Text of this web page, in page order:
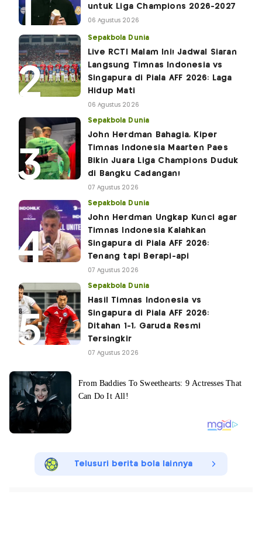
untuk Liga Champions 2026-2027
06 Agustus 2026
Sepakbola Dunia
Live RCTI Malam Ini! Jadwal Siaran
Langsung Timnas Indonesia vs
Singapura di Piala AFF 2026: Laga
Hidup Mati
06 Agustus 2026
Sepakbola Dunia
John Herdman Bahagia, Kiper
Timnas Indonesia Maarten Paes
Bikin Juara Liga Champions Duduk
di Bangku Cadangan!
07 Agustus 2026
Sepakbola Dunia
John Herdman Ungkap Kunci agar
Timnas Indonesia Kalahkan
Singapura di Piala AFF 2026:
Tenang tapi Berapi-api
07 Agustus 2026
Sepakbola Dunia
Hasil Timnas Indonesia vs
Singapura di Piala AFF 2026:
Ditahan 1-1, Garuda Resmi
Tersingkir
07 Agustus 2026
Telusuri berita bola lainnya